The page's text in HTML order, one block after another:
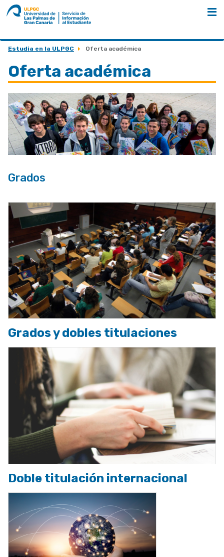
ULPGC
Nombre
unidad
Estudia en la ULPGC Oferta académica
Oferta académica
Grados
Grados y dobles titulaciones
Doble titulación internacional